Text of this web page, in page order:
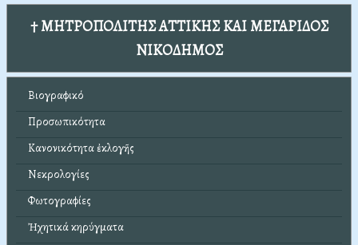
† ΜΗΤΡΟΠΟΛΙΤΗΣ ΑΤΤΙΚΗΣ ΚΑΙ ΜΕΓΑΡΙΔΟΣ
ΝΙΚΟΔΗΜΟΣ
Βιογραφικό
Προσωπικότητα
Κανονικότητα ἐκλογῆς
Νεκρολογίες
Φωτογραφίες
Ἠχητικά κηρύγματα